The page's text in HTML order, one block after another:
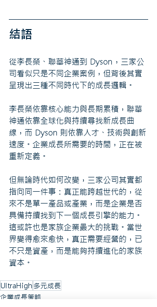
結語
從李長榮、聯華神通到 Dyson，三家公
司看似只是不同企業案例，但背後其實
呈現出三種不同時代下的成長邏輯。
李長榮依靠核心能力與長期累積，聯華
神通依靠全球化與持續尋找新成長曲
線，而 Dyson 則依靠人才、技術與創新
速度。企業成長所需要的時間，正在被
重新定義。
但無論時代如何改變，三家公司其實都
指向同一件事：真正能跨越世代的，從
來不是單一產品或產業，而是企業是否
具備持續找到下一個成長引擎的能力。
這或許也是家族企業最大的挑戰。當世
界變得愈來愈快，真正需要經營的，已
不只是資產，而是能夠持續進化的家族
資本。
UltraHigh 多元成長
企業成長策略